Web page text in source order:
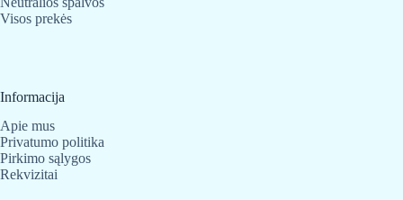
Visos prekės
Informacija
Apie mus
Privatumo politika
Pirkimo sąlygos
Rekvizitai